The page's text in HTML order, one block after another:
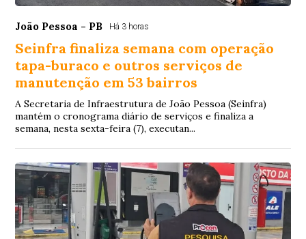
João Pessoa - PB Há 3 horas
Seinfra finaliza semana com operação
tapa-buraco e outros serviços de
manutenção em 53 bairros
A Secretaria de Infraestrutura de João Pessoa (Seinfra)
mantém o cronograma diário de serviços e finaliza a
semana, nesta sexta-feira (7), executan...